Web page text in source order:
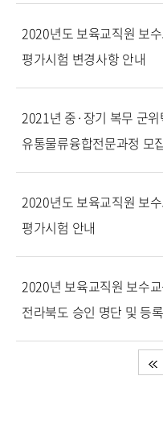
2020년도 보육교직원 보
평가시험 변경사항 안내
2021년 중·장기 복무 군
유통물류융합전문과정 모
2020년도 보육교직원 보
평가시험 안내
2020년 보육교직원 보수
전라북도 승인 명단 및 등